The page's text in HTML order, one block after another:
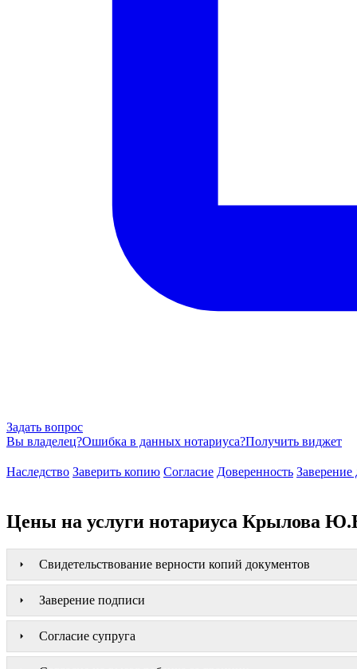
Задать вопрос
Вы владелец?Ошибка в данных нотариуса?Получить виджет
Наследство Заверить копию Согласие Доверенность Заверение
Цены на услуги нотариуса Крылова
Свидетельствование верности копий документов
Заверение подписи
Согласие супруга